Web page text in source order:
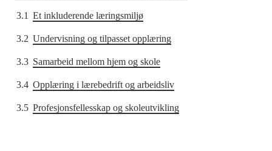
3.1 Et inkluderende læringsmiljø
3.2 Undervisning og tilpasset opplæring
3.3 Samarbeid mellom hjem og skole
3.4 Opplæring i lærebedrift og arbeidsliv
3.5 Profesjonsfellesskap og skoleutvikling